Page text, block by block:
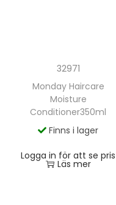
32971
Monday Haircare
Moisture
Conditioner350ml
Finns i lager
Logga in för att se pris
Läs mer